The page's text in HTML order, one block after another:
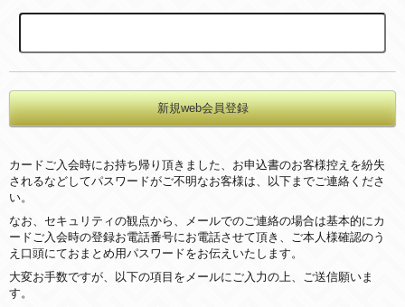
カードご入会時にお持ち帰り頂きました、お申込書のお客様控えを紛失
されるなどしてパスワードがご不明なお客様は、以下までご連絡くださ
い。
なお、セキュリティの観点から、メールでのご連絡の場合は基本的にカ
ードご入会時の登録お電話番号にお電話させて頂き、ご本人様確認のう
え口頭にておまとめ用パスワードをお伝えいたします。
大変お手数ですが、以下の項目をメールにご入力の上、ご送信願いま
す。